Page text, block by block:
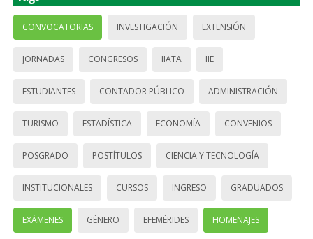
CONVOCATORIAS INVESTIGACIÓN EXTENSIÓN
JORNADAS CONGRESOS IIATA IIE
ESTUDIANTES CONTADOR PÚBLICO ADMINISTRACIÓN
TURISMO ESTADÍSTICA ECONOMÍA CONVENIOS
POSGRADO POSTÍTULOS CIENCIA Y TECNOLOGÍA
INSTITUCIONALES CURSOS INGRESO GRADUADOS
EXÁMENES GÉNERO EFEMÉRIDES HOMENAJES